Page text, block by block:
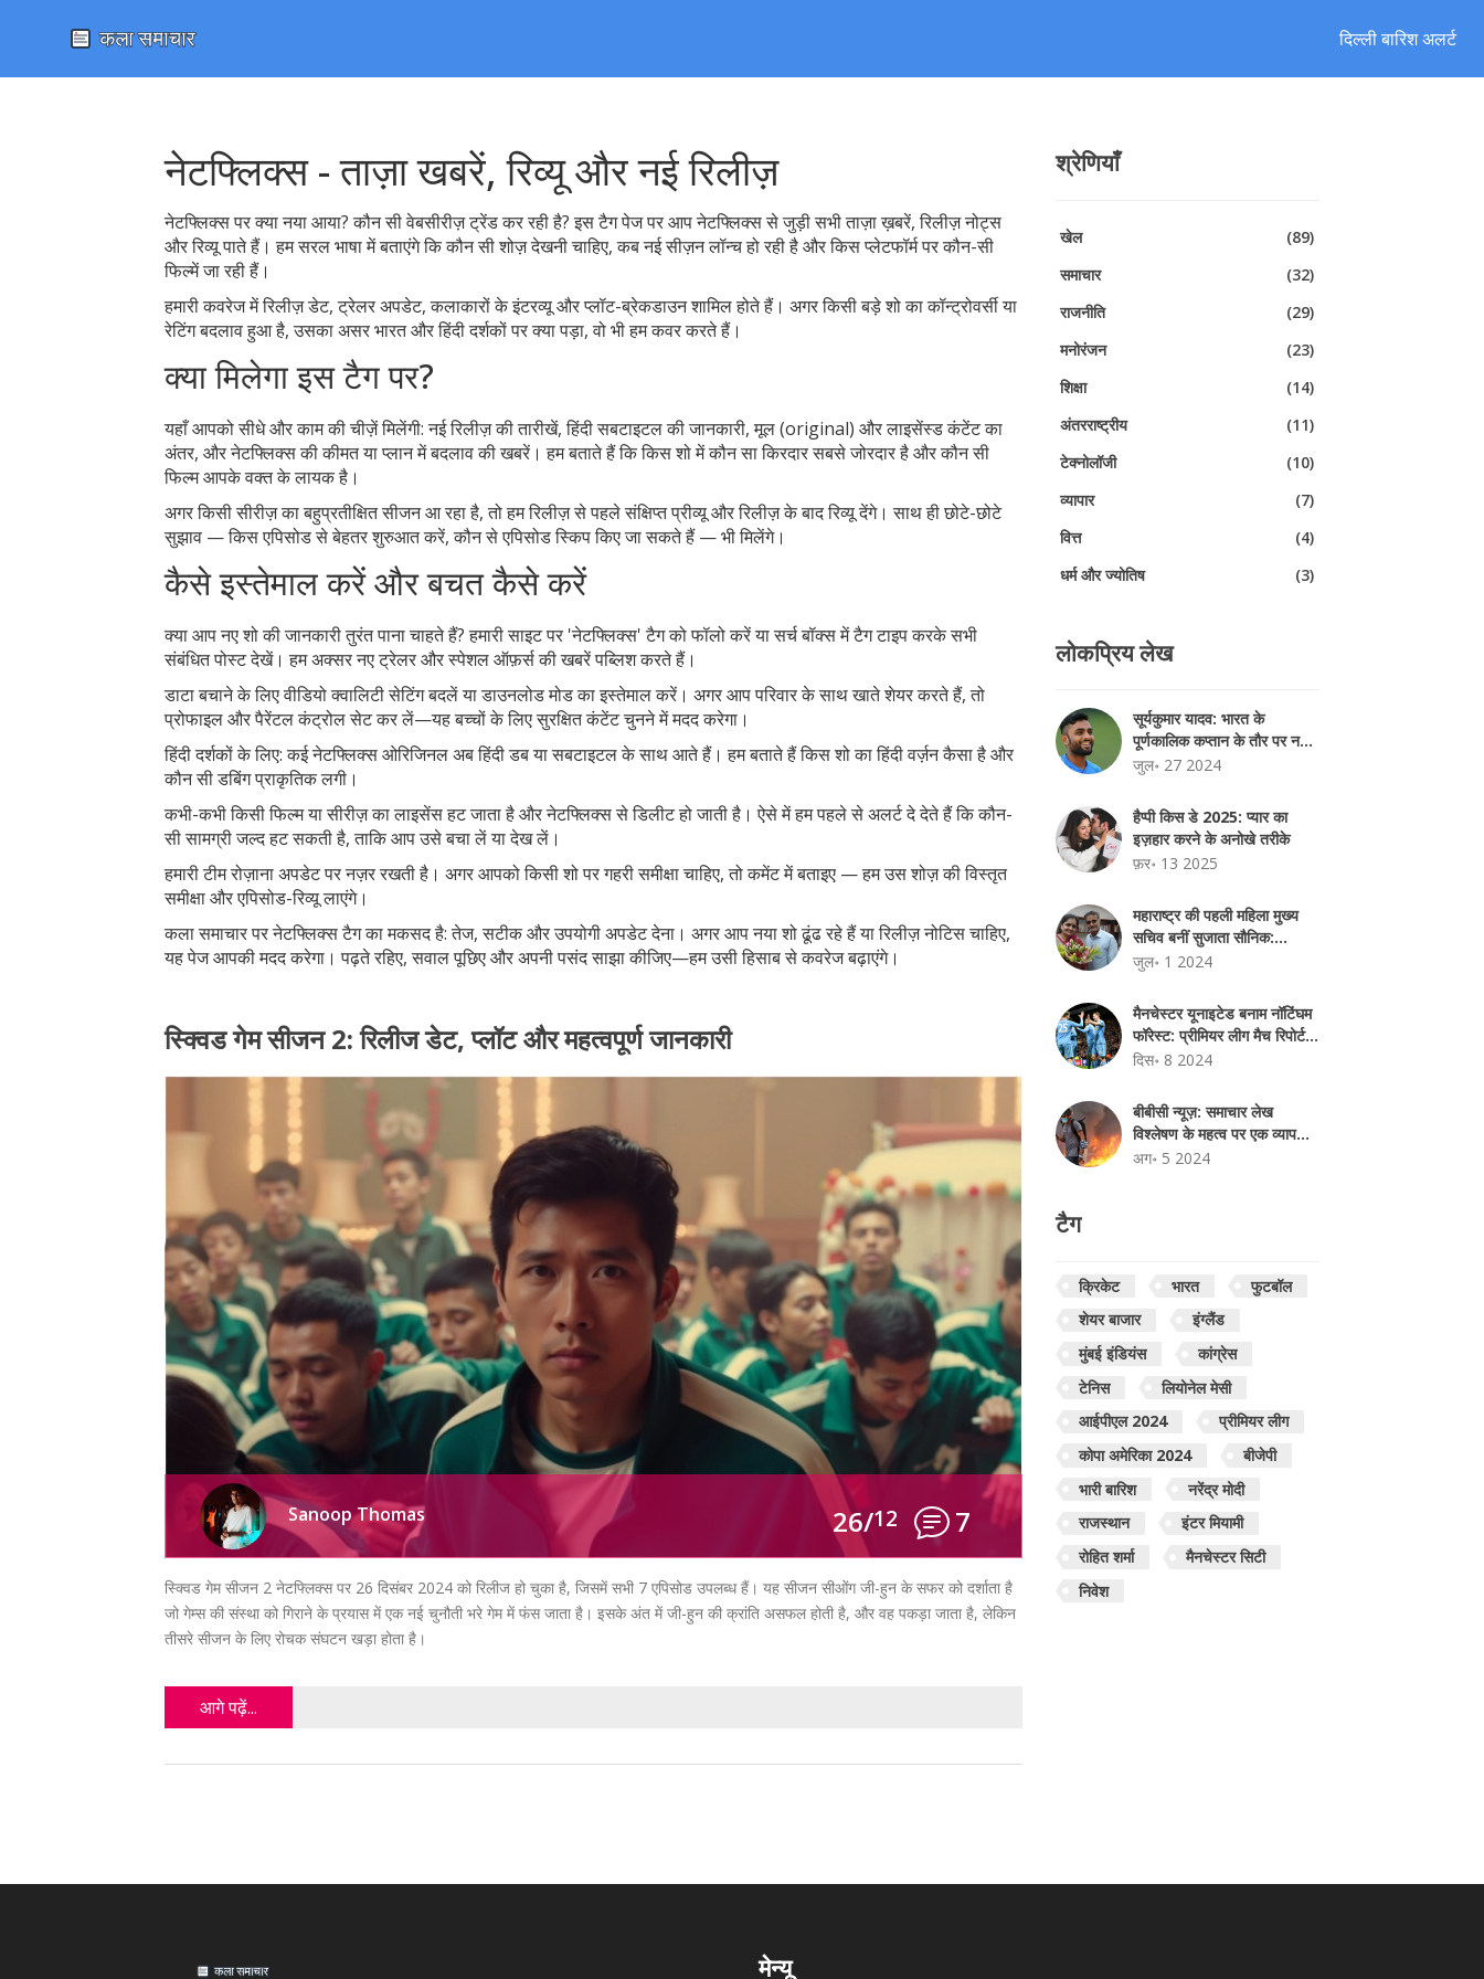
दिल्ली बारिश अलर्ट
नेटफ्लिक्स - ताज़ा खबरें, रिव्यू और नई रिलीज़
नेटफ्लिक्स पर क्या नया आया? कौन सी वेबसीरीज़ ट्रेंड कर रही है? इस टैग पेज पर आप नेटफ्लिक्स से जुड़ी सभी ताज़ा ख़बरें, रिलीज़ नोट्स
और रिव्यू पाते हैं। हम सरल भाषा में बताएंगे कि कौन सी शोज़ देखनी चाहिए, कब नई सीज़न लॉन्च हो रही है और किस प्लेटफॉर्म पर कौन-सी
फिल्में जा रही हैं।
हमारी कवरेज में रिलीज़ डेट, ट्रेलर अपडेट, कलाकारों के इंटरव्यू और प्लॉट-ब्रेकडाउन शामिल होते हैं। अगर किसी बड़े शो का कॉन्ट्रोवर्सी या
रेटिंग बदलाव हुआ है, उसका असर भारत और हिंदी दर्शकों पर क्या पड़ा, वो भी हम कवर करते हैं।
क्या मिलेगा इस टैग पर?
यहाँ आपको सीधे और काम की चीज़ें मिलेंगी: नई रिलीज़ की तारीखें, हिंदी सबटाइटल की जानकारी, मूल (original) और लाइसेंस्ड कंटेंट का
अंतर, और नेटफ्लिक्स की कीमत या प्लान में बदलाव की खबरें। हम बताते हैं कि किस शो में कौन सा किरदार सबसे जोरदार है और कौन सी
फिल्म आपके वक्त के लायक है।
अगर किसी सीरीज़ का बहुप्रतीक्षित सीजन आ रहा है, तो हम रिलीज़ से पहले संक्षिप्त प्रीव्यू और रिलीज़ के बाद रिव्यू देंगे। साथ ही छोटे-छोटे
सुझाव — किस एपिसोड से बेहतर शुरुआत करें, कौन से एपिसोड स्किप किए जा सकते हैं — भी मिलेंगे।
कैसे इस्तेमाल करें और बचत कैसे करें
क्या आप नए शो की जानकारी तुरंत पाना चाहते हैं? हमारी साइट पर 'नेटफ्लिक्स' टैग को फॉलो करें या सर्च बॉक्स में टैग टाइप करके सभी
संबंधित पोस्ट देखें। हम अक्सर नए ट्रेलर और स्पेशल ऑफ़र्स की खबरें पब्लिश करते हैं।
डाटा बचाने के लिए वीडियो क्वालिटी सेटिंग बदलें या डाउनलोड मोड का इस्तेमाल करें। अगर आप परिवार के साथ खाते शेयर करते हैं, तो
प्रोफाइल और पैरेंटल कंट्रोल सेट कर लें—यह बच्चों के लिए सुरक्षित कंटेंट चुनने में मदद करेगा।
हिंदी दर्शकों के लिए: कई नेटफ्लिक्स ओरिजिनल अब हिंदी डब या सबटाइटल के साथ आते हैं। हम बताते हैं किस शो का हिंदी वर्ज़न कैसा है और
कौन सी डबिंग प्राकृतिक लगी।
कभी-कभी किसी फिल्म या सीरीज़ का लाइसेंस हट जाता है और नेटफ्लिक्स से डिलीट हो जाती है। ऐसे में हम पहले से अलर्ट दे देते हैं कि कौन-
सी सामग्री जल्द हट सकती है, ताकि आप उसे बचा लें या देख लें।
हमारी टीम रोज़ाना अपडेट पर नज़र रखती है। अगर आपको किसी शो पर गहरी समीक्षा चाहिए, तो कमेंट में बताइए — हम उस शोज़ की विस्तृत
समीक्षा और एपिसोड-रिव्यू लाएंगे।
कला समाचार पर नेटफ्लिक्स टैग का मकसद है: तेज, सटीक और उपयोगी अपडेट देना। अगर आप नया शो ढूंढ रहे हैं या रिलीज़ नोटिस चाहिए,
यह पेज आपकी मदद करेगा। पढ़ते रहिए, सवाल पूछिए और अपनी पसंद साझा कीजिए—हम उसी हिसाब से कवरेज बढ़ाएंगे।
स्क्विड गेम सीजन 2: रिलीज डेट, प्लॉट और महत्वपूर्ण जानकारी
Sanoop Thomas 26/12 7
स्क्विड गेम सीजन 2 नेटफ्लिक्स पर 26 दिसंबर 2024 को रिलीज हो चुका है, जिसमें सभी 7 एपिसोड उपलब्ध हैं। यह सीजन सीओंग जी-हुन के सफर को दर्शाता है
जो गेम्स की संस्था को गिराने के प्रयास में एक नई चुनौती भरे गेम में फंस जाता है। इसके अंत में जी-हुन की क्रांति असफल होती है, और वह पकड़ा जाता है, लेकिन
तीसरे सीजन के लिए रोचक संघटन खड़ा होता है।
आगे पढ़ें...
श्रेणियाँ
खेल
(89)
समाचार
(32)
राजनीति
(29)
मनोरंजन
(23)
शिक्षा
(14)
अंतरराष्ट्रीय
(11)
टेक्नोलॉजी
(10)
व्यापार
(7)
वित्त
(4)
धर्म और ज्योतिष
(3)
लोकप्रिय लेख
सूर्यकुमार यादव: भारत के
पूर्णकालिक कप्तान के तौर पर नई
जिम्मेदारी
जुल॰ 27 2024
हैप्पी किस डे 2025: प्यार का
इज़हार करने के अनोखे तरीके
फ़र॰ 13 2025
महाराष्ट्र की पहली महिला मुख्य
सचिव बनीं सुजाता सौनिक:
ऐतिहासिक कदम
जुल॰ 1 2024
मैनचेस्टर यूनाइटेड बनाम नॉटिंघम
फॉरेस्ट: प्रीमियर लीग मैच रिपोर्ट
और अपडेट
दिस॰ 8 2024
बीबीसी न्यूज़: समाचार लेख
विश्लेषण के महत्व पर एक व्यापक
मार्गदर्शन
अग॰ 5 2024
टैग
क्रिकेट भारत
फुटबॉल
शेयर बाजार
इंग्लैंड
मुंबई इंडियंस
कांग्रेस
टेनिस
लियोनेल मेसी
आईपीएल 2024
प्रीमियर लीग
कोपा अमेरिका 2024
बीजेपी
भारी बारिश
नरेंद्र मोदी
राजस्थान
इंटर मियामी
रोहित शर्मा
मैनचेस्टर सिटी
निवेश
मेन्यू